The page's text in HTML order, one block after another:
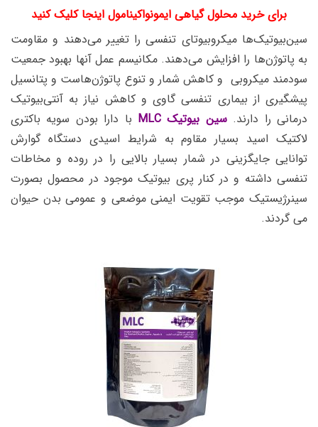
برای خرید محلول گیاهی ایمونواکینامول اینجا کلیک کنید
سین‌بیوتیک‌ها میکروبیوتای تنفسی را تغییر می‌دهند و مقاومت
به پاتوژن‌ها را افزایش می‌دهند. مکانیسم عمل آنها بهبود جمعیت
سودمند میکروبی و کاهش شمار و تنوع پاتوژن‌هاست و پتانسیل
پیشگیری از بیماری تنفسی گاوی و کاهش نیاز به آنتی‌بیوتیک
درمانی را دارند.سین بیوتیک MLC
با دارا بودن سویه باکتری
لاکتیک اسید بسیار مقاوم به شرایط اسیدی دستگاه گوارش
توانایی جایگزینی در شمار بسیار بالایی را در روده و مخاطات
تنفسی داشته و در کنار پری بیوتیک موجود در محصول بصورت
سینرژیستیک موجب تقویت ایمنی موضعی و عمومی بدن حیوان
می گردند.